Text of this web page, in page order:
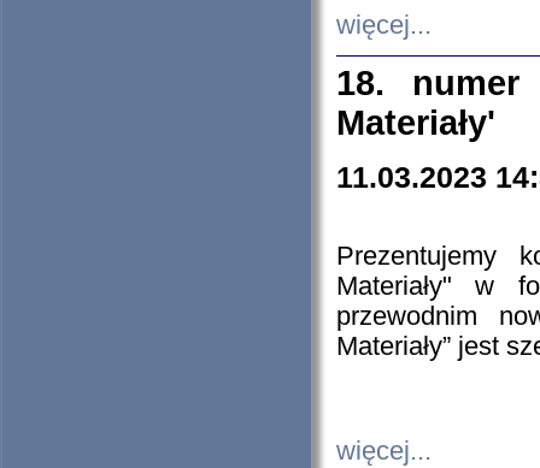
więcej...
18. numer
Materiały'
11.03.2023
Prezentujemy
Materiały" w
przewodnim
Materiały” jest
więcej...